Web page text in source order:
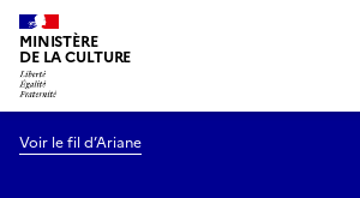
MINISTÈRE
DE LA CULTURE
Voir le fil d’Ariane